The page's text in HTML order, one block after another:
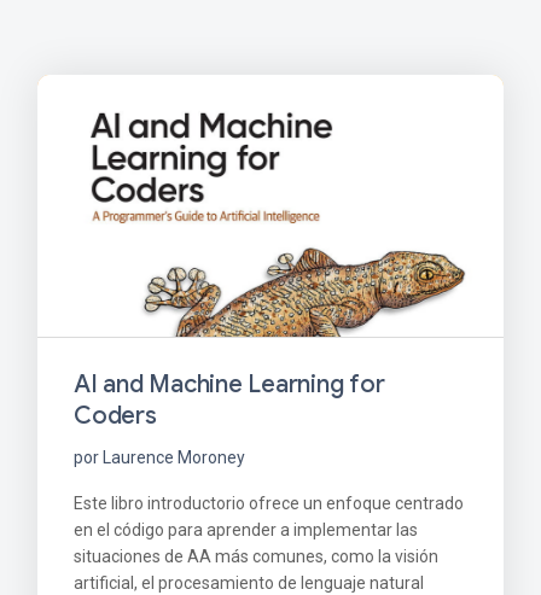
AI and Machine Learning for
Coders
por Laurence Moroney
Este libro introductorio ofrece un enfoque centrado
en el código para aprender a implementar las
situaciones de AA más comunes, como la visión
artificial, el procesamiento de lenguaje natural